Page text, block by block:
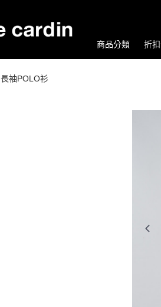
商品分類 折
長袖POLO衫